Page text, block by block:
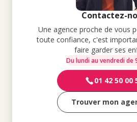
Contactez-
Une agence proche de vous
toute confiance, c'est
faire garder ses
Du lundi au vendredi de
01 42 50 00
Trouver mon